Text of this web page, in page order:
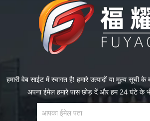
हमारी वेब साईट में स्वागत है! हमारे उत्पादों या मूल्य सूची
अपना ईमेल हमारे पास छोड़ दें और हम 24 घंटे के